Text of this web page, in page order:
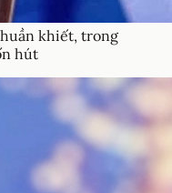
khiết, trong
hút